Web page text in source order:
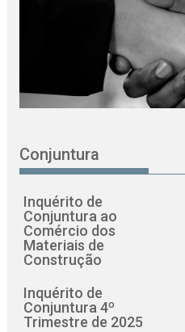
Conjuntura
Inquérito de
Conjuntura ao
Comércio dos
Materiais de
Construção
Inquérito de
Conjuntura 4º
Trimestre de 2025